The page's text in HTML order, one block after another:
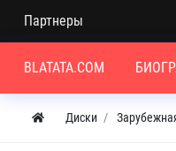
Партнеры
BLATATA.COM
Диски